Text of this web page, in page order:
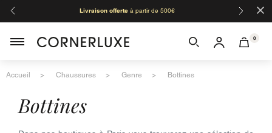
Livraison offerteà partir de 500€ ×
0
Accueil Chaussures Genre Bottines
bottines